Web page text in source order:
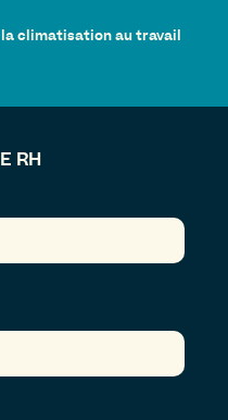
la climatisation au travail
RH